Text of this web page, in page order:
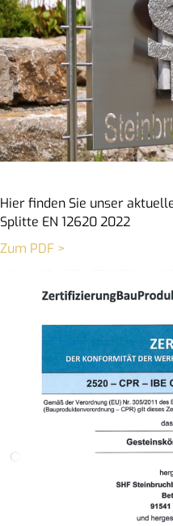
Hier finden Sie unser
Splitte EN 12620 2022
Zum PDF >